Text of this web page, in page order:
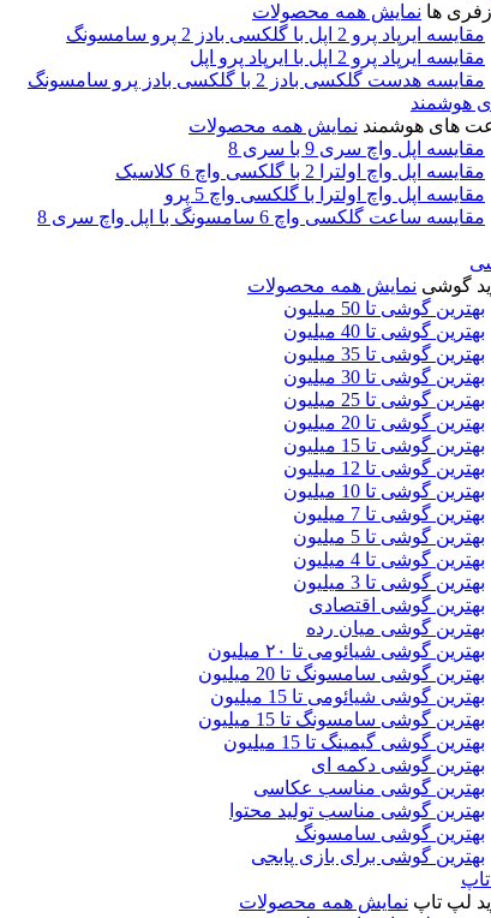
ها نمایش همه محصولات
مقایسه ایرپاد پرو 2 اپل با گلکسی بادز 2 پرو سامسونگ
مقایسه ایرپاد پرو 2 اپل با ایرپاد پرو اپل
مقایسه هدست گلکسی بادز 2 با گلکسی بادز پرو سامسونگ
هوشمند
های هوشمند نمایش همه محصولات
مقایسه اپل واچ سری 9 با سری 8
مقایسه اپل واچ اولترا 2 با گلکسی واچ 6 کلاسیک
مقایسه اپل واچ اولترا با گلکسی واچ 5 پرو
مقایسه ساعت گلکسی واچ 6 سامسونگ با اپل واچ سری 8
گوشی نمایش همه محصولات
بهترین گوشی تا 50 میلیون
بهترین گوشی تا 40 میلیون
بهترین گوشی تا 35 میلیون
بهترین گوشی تا 30 میلیون
بهترین گوشی تا 25 میلیون
بهترین گوشی تا 20 میلیون
بهترین گوشی تا 15 میلیون
بهترین گوشی تا 12 میلیون
بهترین گوشی تا 10 میلیون
بهترین گوشی تا 7 میلیون
بهترین گوشی تا 5 میلیون
بهترین گوشی تا 4 میلیون
بهترین گوشی تا 3 میلیون
بهترین گوشی اقتصادی
بهترین گوشی‌ میان‌ رده
بهترین گوشی شیائومی تا ۲۰ میلیون
بهترین گوشی سامسونگ تا 20 میلیون
بهترین گوشی شیائومی تا 15 میلیون
بهترین گوشی سامسونگ تا 15 میلیون
بهترین گوشی گیمینگ تا 15 میلیون
بهترین گوشی دکمه ای
بهترین گوشی مناسب عکاسی
بهترین گوشی مناسب تولید محتوا
بهترین گوشی سامسونگ
بهترین گوشی برای بازی پابجی
لپ تاپ نمایش همه محصولات